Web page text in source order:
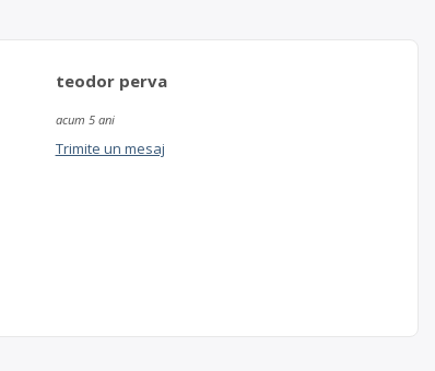
teodor perva
acum 5 ani
Trimite un mesaj